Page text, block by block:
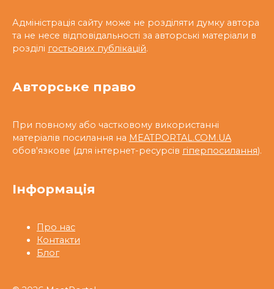
Адміністрація сайту може не розділяти думку автора
та не несе відповідальності за авторські матеріали в
розділі гостьових публікацій.
Авторське право
При повному або частковому використанні
матеріалів посилання на MEATPORTAL.COM.UA
обов'язкове (для інтернет-ресурсів гіперпосилання).
Інформація
Про нас
Контакти
Блог